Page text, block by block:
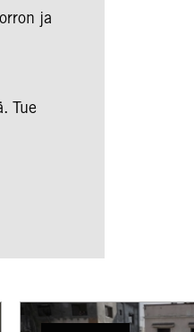
ja
Tue
Amnestyn